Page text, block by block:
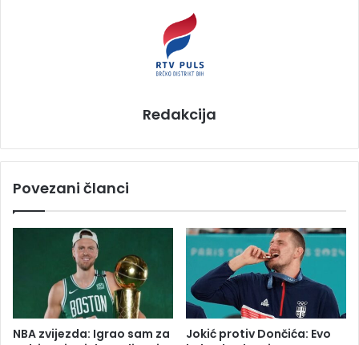
Redakcija
Povezani članci
NBA zvijezda: Igrao sam za
Jokić protiv Dončića: Evo